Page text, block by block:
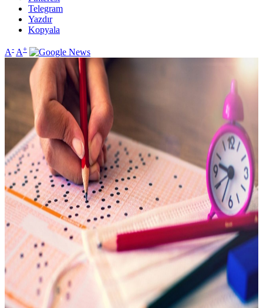
Telegram
Yazdır
Kopyala
A- A+